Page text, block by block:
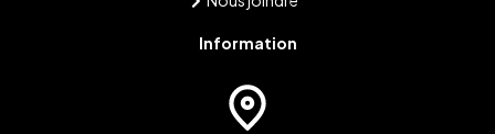
Information